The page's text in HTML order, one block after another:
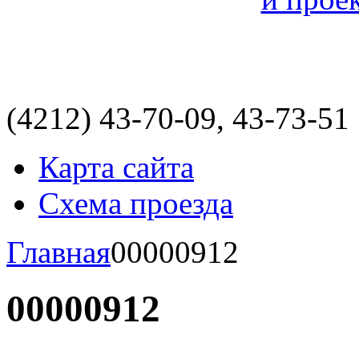
(4212) 43-70-09, 43-73-51
Карта сайта
Схема проезда
Главная00000912
00000912